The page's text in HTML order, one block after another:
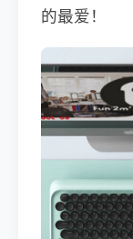
的最爱！